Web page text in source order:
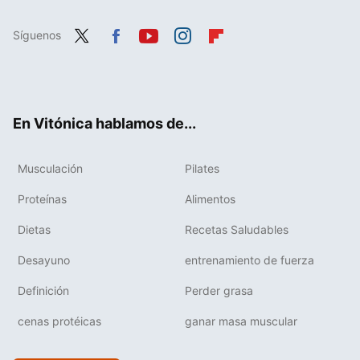
Síguenos
En Vitónica hablamos de...
Musculación Pilates
Proteínas Alimentos
Dietas Recetas Saludables
Desayuno entrenamiento de fuerza
Definición Perder grasa
cenas protéicas ganar masa muscular